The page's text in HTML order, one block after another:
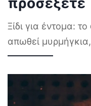
Ξίδι για έντομα:
απωθεί